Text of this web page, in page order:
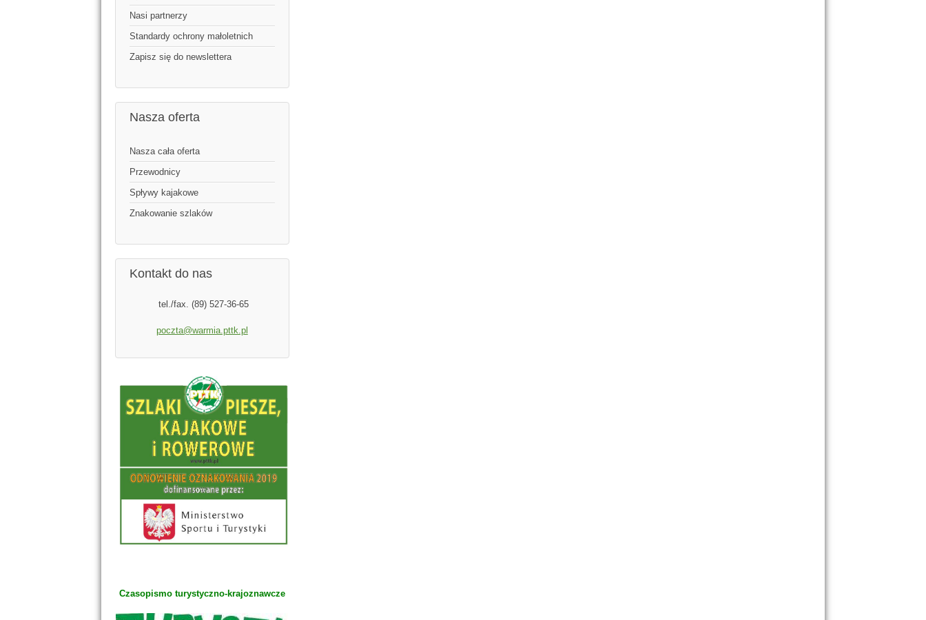
Nasi partnerzy
Standardy ochrony małoletnich
Zapisz się do newslettera
Nasza oferta
Nasza cała oferta
Przewodnicy
Spływy kajakowe
Znakowanie szlaków
Kontakt do nas
tel./fax. (89) 527-36-65
poczta@warmia.pttk.pl
Czasopismo turystyczno-krajoznawcze